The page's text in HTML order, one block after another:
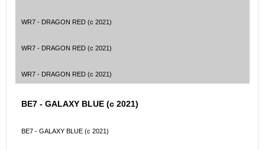
WR7 - DRAGON RED (с 2021)
WR7 - DRAGON RED (с 2021)
WR7 - DRAGON RED (с 2021)
BE7 - GALAXY BLUE (с 2021)
BE7 - GALAXY BLUE (с 2021)